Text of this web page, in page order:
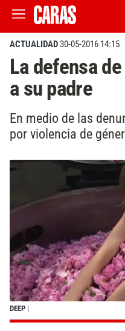
ACTUALIDAD30-05-2016 14:15
La defensa
a su padre
En medio de las
por violencia de
DEEP |